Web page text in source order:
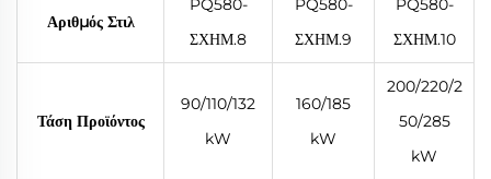
Αριθμός Στιλ
PQ580-
ΣΧΗΜ.8
PQ580-
ΣΧΗΜ.9
PQ580-
ΣΧΗΜ.10
Τάση Προϊόντος
90/110/132
kW
160/185
kW
200/220/2
50/285
kW